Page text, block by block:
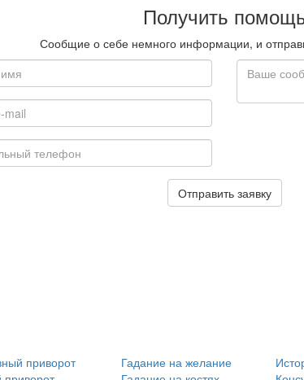
Получить
Сообщие о себе немного информации, и
Отправить заявку
приворот
Гадание на желание